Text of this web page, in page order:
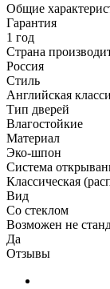
Общие
Гарантия
1 год
Страна
Россия
Стиль
Английская
Тип дверей
Влагостойкие
Материал
Эко-шпон
Система
Классическая
Вид
Со стеклом
Возможен не
Да
Отзывы